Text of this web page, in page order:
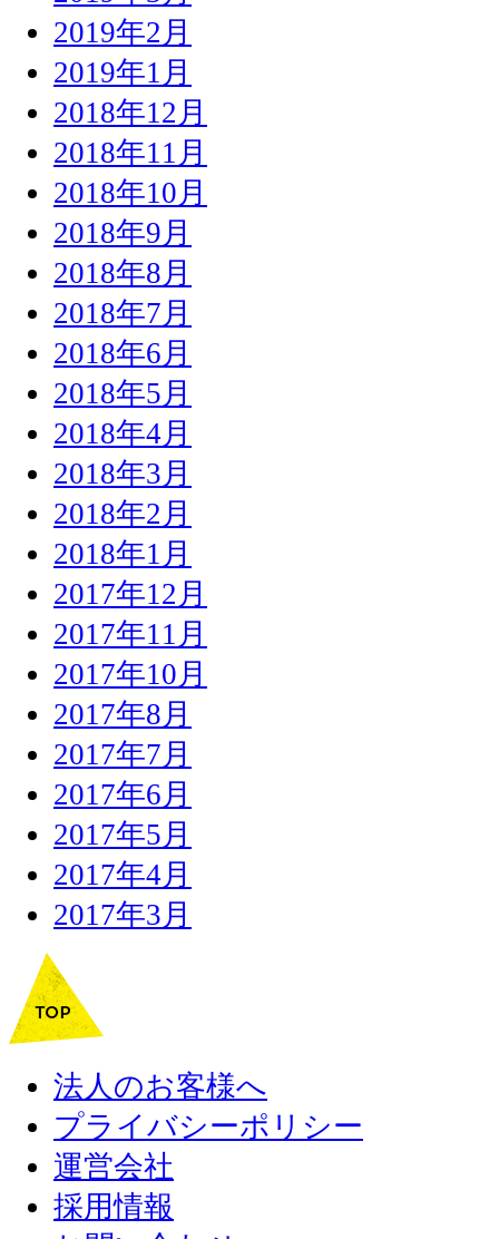
2019年2月
2019年1月
2018年12月
2018年11月
2018年10月
2018年9月
2018年8月
2018年7月
2018年6月
2018年5月
2018年4月
2018年3月
2018年2月
2018年1月
2017年12月
2017年11月
2017年10月
2017年8月
2017年7月
2017年6月
2017年5月
2017年4月
2017年3月
法人のお客様へ
プライバシーポリシー
運営会社
採用情報